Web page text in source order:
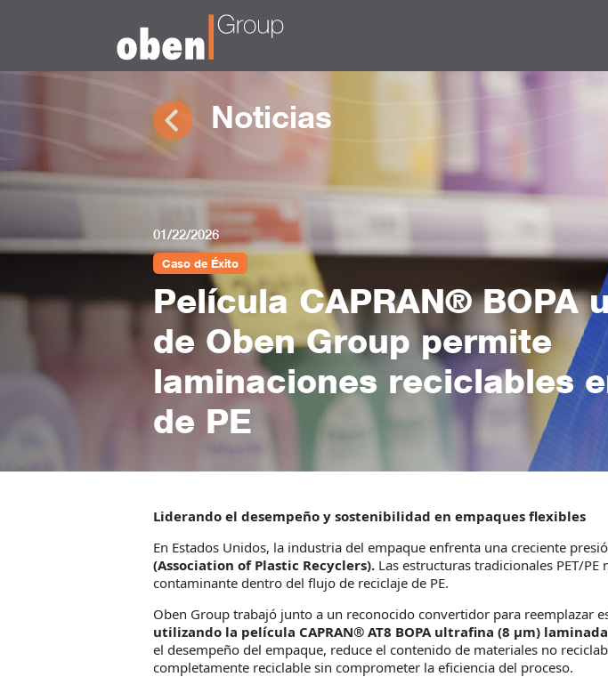
Noticias
01/22/2026
Caso de Éxito
Película CAPRAN® BOPA
de Oben Group permite
laminaciones reciclables
de PE
Liderando el desempeño y sostenibilidad en empaques flexibles
En Estados Unidos, la industria del empaque enfrenta una creciente
(Association of Plastic Recyclers). Las estructuras tradicionales PET/
contaminante dentro del flujo de reciclaje de PE.
Oben Group trabajó junto a un reconocido convertidor para reemplazar
utilizando la película CAPRAN® AT8 BOPA ultrafina (8 µm)
el desempeño del empaque, reduce el contenido de materiales no
completamente reciclable sin comprometer la eficiencia del proceso.